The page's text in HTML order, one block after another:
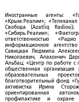
Иностранные агенты:
«Крым.Реалии»;
Свобода (Azatliq Radiosi);
«Сибирь.Реалии»;
ответственностью
информационное
Савицкая Людмила
Николаевич; Апахончич
Альбац; «Центр по работе с
общественная организация
образовательных
благотворительный фонд
активистка Ирина
ориентированная
профилактике и охране